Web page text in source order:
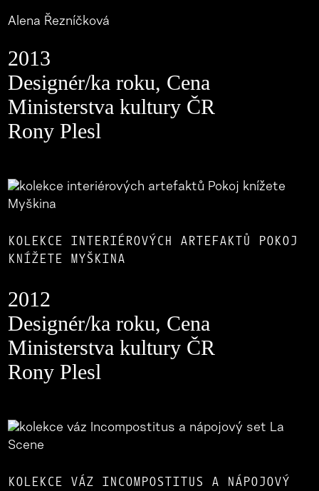
Alena Řezníčková
2013
Designér/ka roku, Cena
Ministerstva kultury ČR
Rony Plesl
KOLEKCE INTERIÉROVÝCH ARTEFAKTŮ POKOJ
KNÍŽETE MYŠKINA
2012
Designér/ka roku, Cena
Ministerstva kultury ČR
Rony Plesl
KOLEKCE VÁZ INCOMPOSTITUS A NÁPOJOVÝ